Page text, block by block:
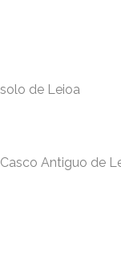
de Leioa
Antiguo de